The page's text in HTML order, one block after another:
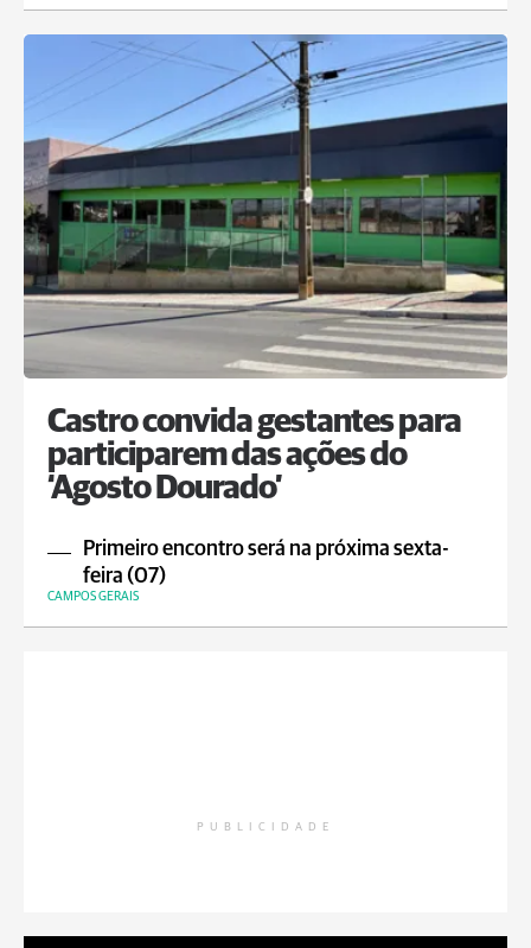
Castro convida gestantes para
participarem das ações do
‘Agosto Dourado’
Primeiro encontro será na próxima sexta-
feira (07)
CAMPOS GERAIS
PUBLICIDADE